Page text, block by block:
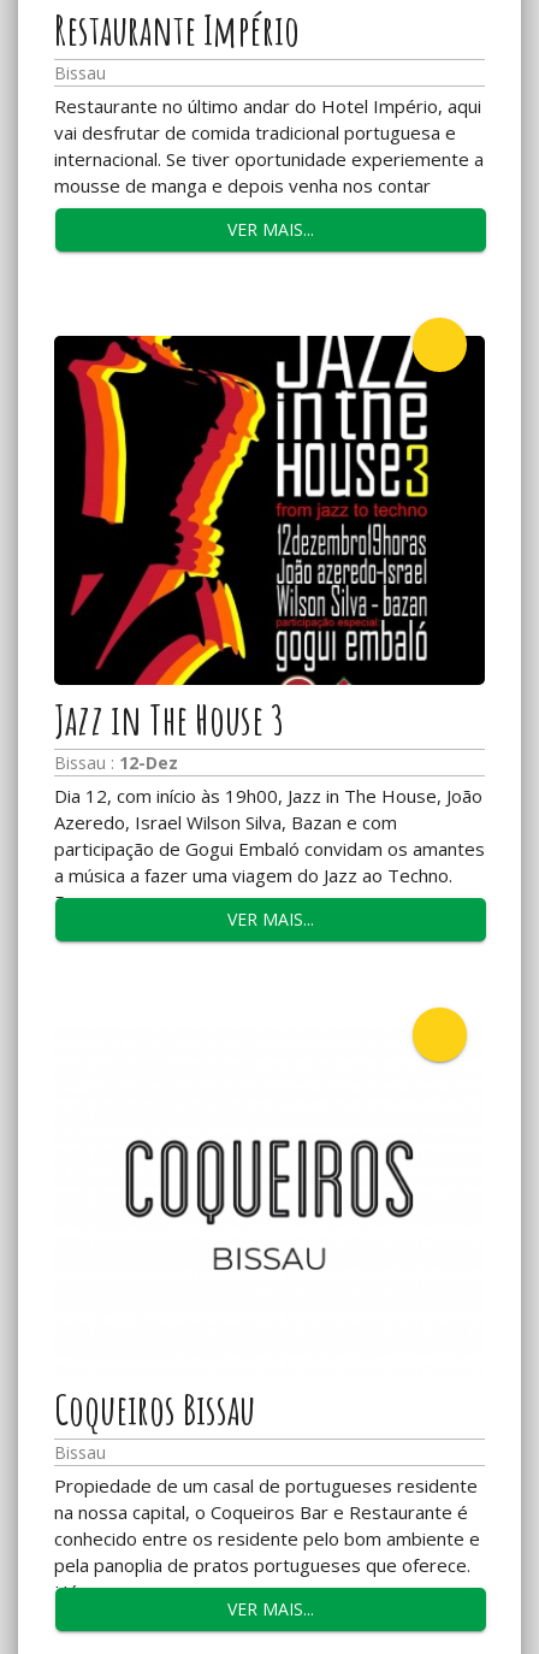
Restaurante Império
Bissau
Restaurante no último andar do Hotel Império, aqui
vai desfrutar de comida tradicional portuguesa e
internacional. Se tiver oportunidade experiemente a
mousse de manga e depois venha nos contar
como...
VER MAIS...
Jazz in The House 3
Bissau : 12-Dez
Dia 12, com início às 19h00, Jazz in The House, João
Azeredo, Israel Wilson Silva, Bazan e com
participação de Gogui Embaló convidam os amantes
a música a fazer uma viagem do Jazz ao Techno.
Reserva...
VER MAIS...
Coqueiros Bissau
Bissau
Propiedade de um casal de portugueses residente
na nossa capital, o Coqueiros Bar e Restaurante é
conhecido entre os residente pelo bom ambiente e
pela panoplia de pratos portugueses que oferece.
Há...
VER MAIS...